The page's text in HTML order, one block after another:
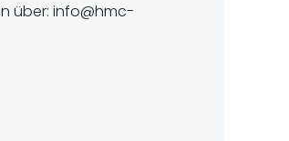
über: info@hmc-